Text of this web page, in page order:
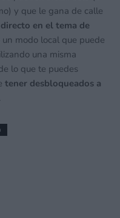
y que le gana de calle
en el tema de
un modo local que puede
una misma
lo que te puedes
tener desbloqueados a